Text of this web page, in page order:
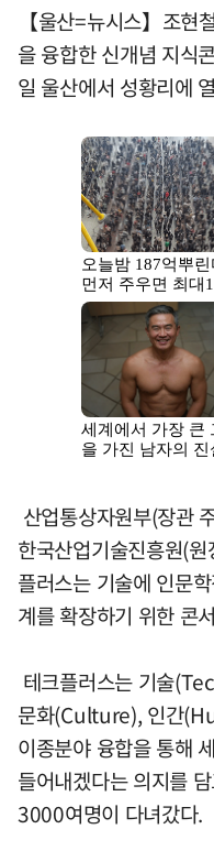
【울산=뉴시스】조현
을 융합한 신개념 지
일 울산에서 성황리에
산업통상자원부(장관
한국산업기술진흥원(
플러스는 기술에 인문
계를 확장하기 위한 콘
테크플러스는 기술
문화(Culture), 인간
이종분야 융합을 통해
들어내겠다는 의지를
3000여명이 다녀갔다.